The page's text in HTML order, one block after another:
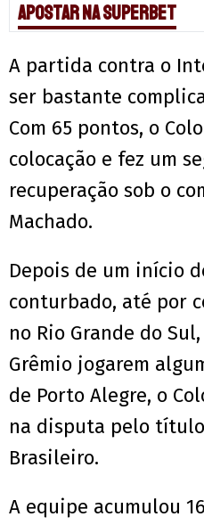
Apostar na Superbet
A partida contra o
ser bastante
Com 65 pontos, o
colocação e fez um
recuperação sob o
Machado.
Depois de um início
conturbado, até por
no Rio Grande do
Grêmio jogarem
de Porto Alegre, o
na disputa pelo
Brasileiro.
A equipe acumulou